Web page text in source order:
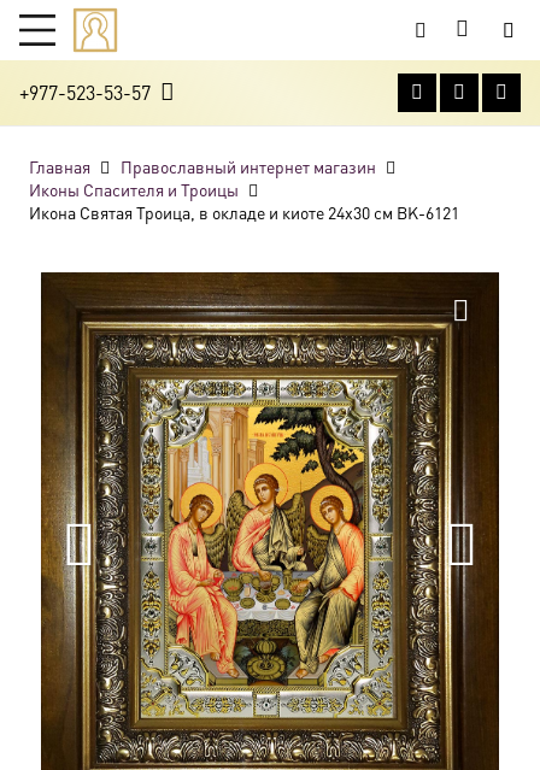
+977-523-53-57
Главная
Православный интернет магазин
Иконы Спасителя и Троицы
Икона Святая Троица, в окладе и киоте 24х30 см BK-6121